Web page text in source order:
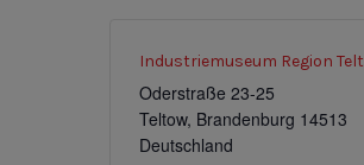
Industriemuseum Region
Oderstraße 23-25
Teltow, Brandenburg 14513
Deutschland